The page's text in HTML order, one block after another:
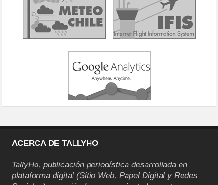
ACERCA DE TALLYHO
TallyHo, publicación periodística desarrollada en
plataforma digital (Sitio Web, Papel Digital y Redes